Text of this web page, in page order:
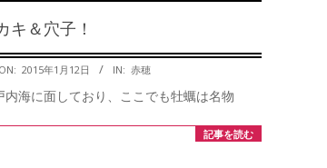
キ＆穴子！
ON: 2015年1月12日 IN: 赤穂
内海に面しており、ここでも牡蠣は名物
記事を読む